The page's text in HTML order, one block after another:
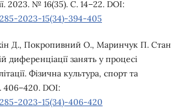
2023. № 16(35). С. 14–22. DOI:
2023-15(34)-394-405
Д., Покропивний О., Маринчук П. Стан
диференціації занять у процесі
Фізична культура, спорт та
406–420. DOI:
2023-15(34)-406-420